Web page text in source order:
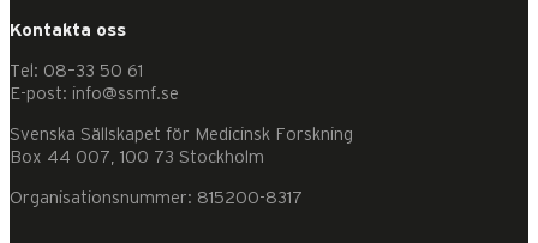
Kontakta oss
Tel: 08–33 50 61
E-post: info@ssmf.se
Svenska Sällskapet för Medicinsk Forskning
Box 44 007, 100 73 Stockholm
Organisationsnummer: 815200-8317